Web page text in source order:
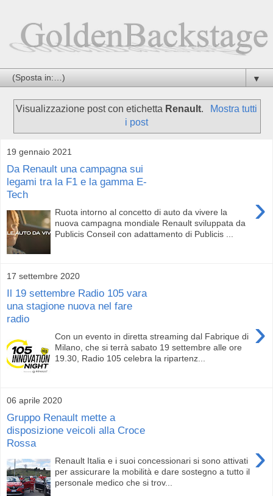
▼
Visualizzazione post con etichetta Renault.
Mostra tutti
i post
19 gennaio 2021
Da Renault una campagna sui
legami tra la F1 e la gamma E-
Tech
›
Ruota intorno al concetto di auto da vivere la
nuova campagna mondiale Renault sviluppata da
Publicis Conseil con adattamento di Publicis ...
17 settembre 2020
Il 19 settembre Radio 105 vara
una stagione nuova nel fare
radio
›
Con un evento in diretta streaming dal Fabrique di
Milano, che si terrà sabato 19 settembre alle ore
19.30, Radio 105 celebra la ripartenz...
06 aprile 2020
Gruppo Renault mette a
disposizione veicoli alla Croce
Rossa
›
Renault Italia e i suoi concessionari si sono attivati
per assicurare la mobilità e dare sostegno a tutto il
personale medico che si trov...